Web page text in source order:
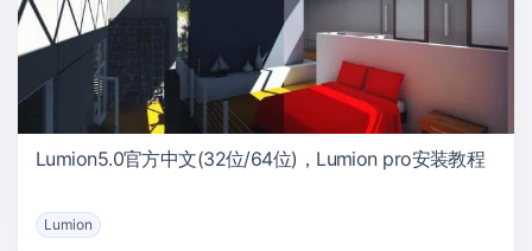
Lumion5.0官方中文(32位/64位)，Lumion pro安装教程
Lumion